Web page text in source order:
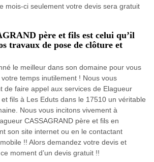
mois-ci seulement votre devis sera gratuit
père et fils est celui qu’il
travaux de pose de clôture et
le meilleur dans son domaine pour vous
temps inutilement ! Nous vous
de faire appel aux services de Elagueur
fils à Les Eduts dans le 17510 un véritable
Nous vous incitons vivement à
CASSAGRAND père et fils en
son site internet ou en le contactant
!! Alors demandez votre devis et
moment d’un devis gratuit !!